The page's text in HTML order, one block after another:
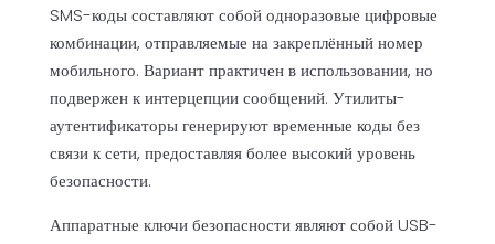
SMS-коды составляют собой одноразовые цифровые
комбинации, отправляемые на закреплённый номер
мобильного. Вариант практичен в использовании, но
подвержен к интерцепции сообщений. Утилиты-
аутентификаторы генерируют временные коды без
связи к сети, предоставляя более высокий уровень
безопасности.
Аппаратные ключи безопасности являют собой USB-